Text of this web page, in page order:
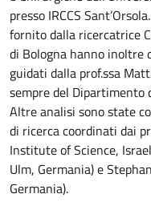
presso IRCCS
fornito dalla ricercatrice
di Bologna hanno inoltre
guidati dalla prof.ssa
sempre del Dipartimento
Altre analisi sono state
di ricerca coordinati dai
Institute of Science,
Ulm, Germania) e
Germania).